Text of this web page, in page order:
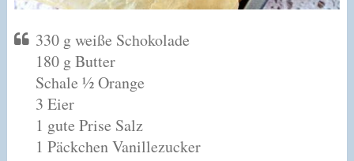
330 g weiße Schokolade
180 g Butter
Schale ½ Orange
3 Eier
1 gute Prise Salz
1 Päckchen Vanillezucker